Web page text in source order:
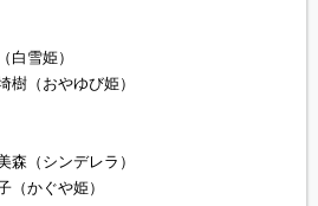
雪姫）
（おやゆび姫）
（シンデレラ）
かぐや姫）